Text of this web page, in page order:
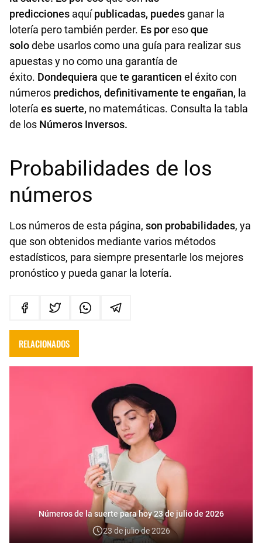
predicciones aquípublicadas, puedesganar la
lotería pero también perder. Es poresoque
solodebe usarlos como una guía para realizar sus
apuestas y no como una garantía de
éxito. Dondequiera que te garanticen el éxito con
números predichos, definitivamente te engañan, la
lotería es suerte, no matemáticas. Consulta la tabla
de los Números Inversos.
Probabilidades de los
números
Los números de esta página, son probabilidades, ya
que son obtenidos mediante varios métodos
estadísticos, para siempre presentarle los mejores
pronóstico y pueda ganar la lotería.
RELACIONADOS
Números de la suerte para hoy 23 de julio de 2026
23 de julio de 2026